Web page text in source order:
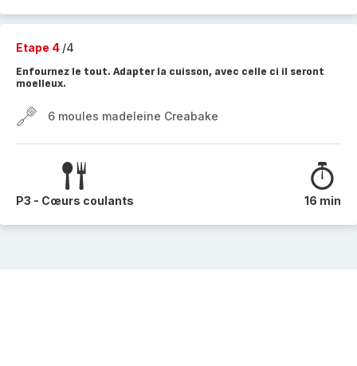
Etape 4 /4
Enfournez le tout. Adapter la cuisson, avec celle ci il seront
moelleux.
6 moules madeleine Creabake
P3 - Cœurs coulants 16 min